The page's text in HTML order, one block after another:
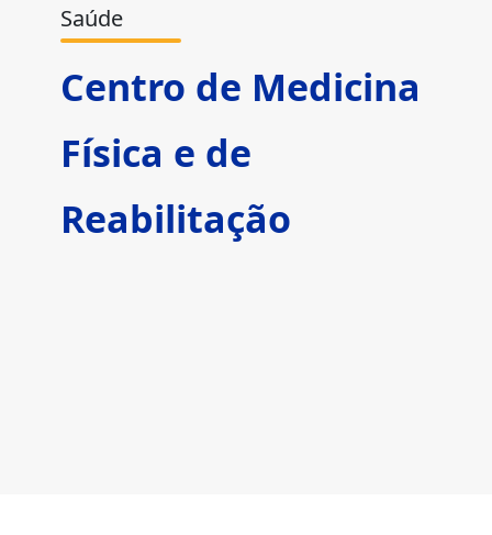
Saúde
Centro de Medicina
Física e de
Reabilitação